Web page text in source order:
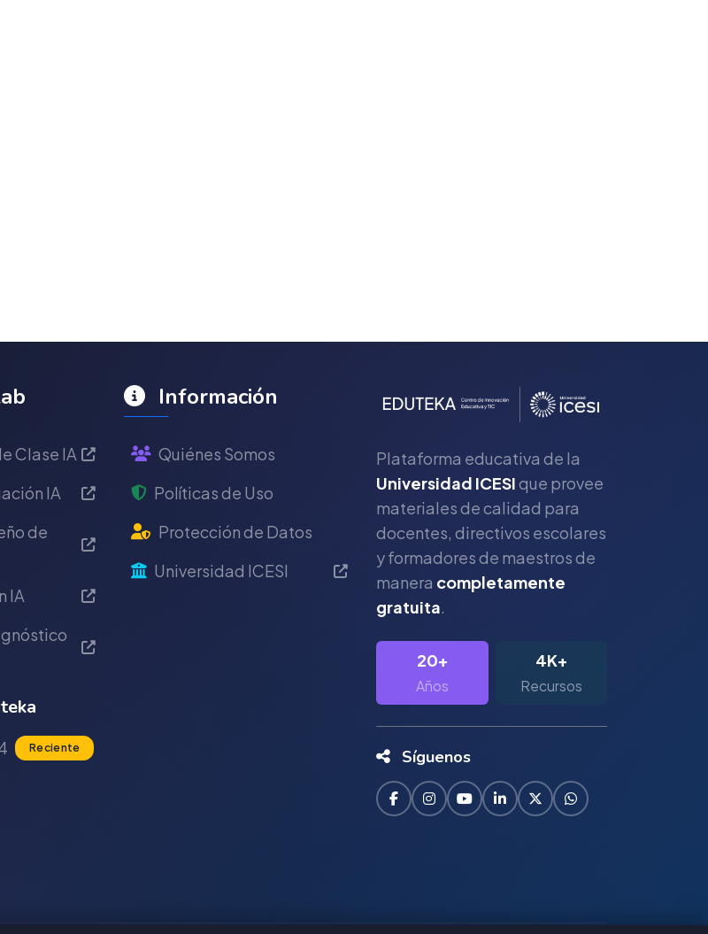
Clase IA
IA
de
IA
Reciente
Información
Quiénes Somos
Políticas de Uso
Protección de Datos
Universidad ICESI
Plataforma educativa de la
Universidad ICESIque provee
materiales de calidad para
docentes, directivos escolares
y formadores de maestros de
manera completamente
gratuita.
20+
Años
4K+
Recursos
Síguenos